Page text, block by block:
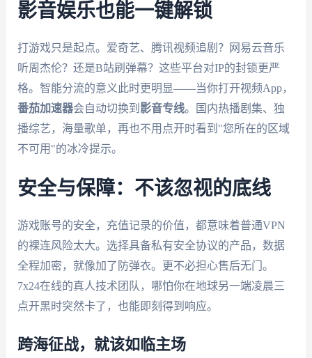
影音娱乐也能一键解锁
打游戏只是起点。爱奇艺、腾讯视频追剧？网易云音乐
听周杰伦？还是B站刷弹幕？这些平台对IP的封锁更严
格。智能分流的意义此时更明显——当你打开视频App，
番茄加速器会自动切换到 影音专线。国内热播剧集、独
播综艺，海量歌单，再也不用点开时看到"您所在的区域
不可用"的冰冷提示。
安全与保障：不该忽视的底线
游戏账号的安全，充值记录的价值，都意味着普通VPN
的裸连风险太大。选择具备私有安全协议的产品，数据
全程加密，就像加了防弹衣。更不必担心售后无门。
7x24在线的真人技术团队，哪怕你在地球另一端凌晨三
点开黑时突然卡了，也能即刻得到响应。
跨海征战，就该如临主场